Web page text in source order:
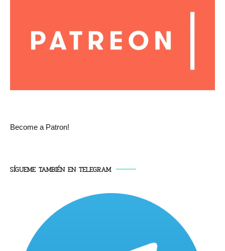
Become a Patron!
SÍGUEME TAMBIÉN EN TELEGRAM